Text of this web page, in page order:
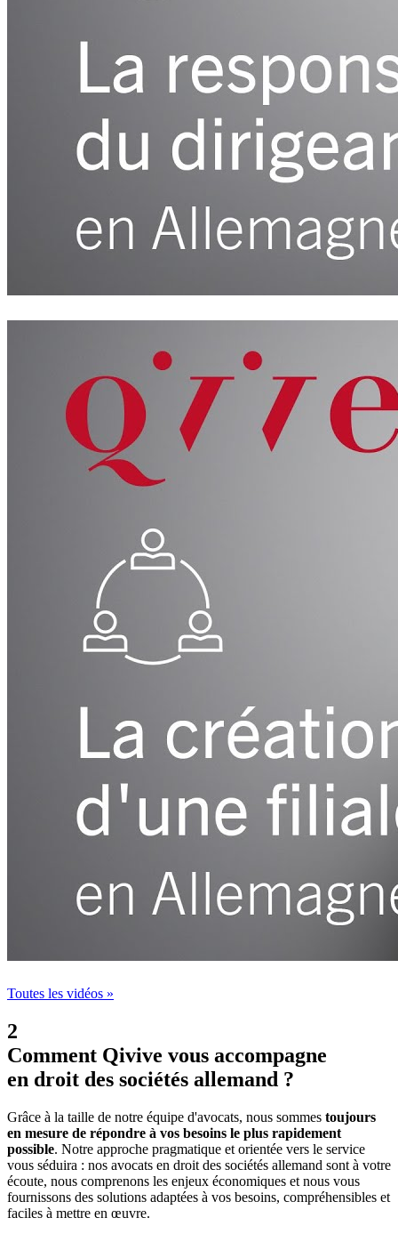
Toutes les vidéos »
2
Comment Qivive vous accompagne
en droit des sociétés allemand ?
Grâce à la taille de notre équipe d'avocats, nous sommes toujours
en mesure de répondre à vos besoins le plus rapidement
possible. Notre approche pragmatique et orientée vers le service
vous séduira : nos avocats en droit des sociétés allemand sont à votre
écoute, nous comprenons les enjeux économiques et nous vous
fournissons des solutions adaptées à vos besoins, compréhensibles et
faciles à mettre en œuvre.